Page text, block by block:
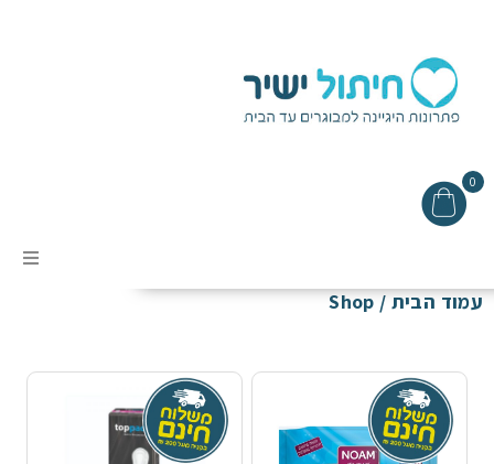
0
אודות
מבצעים
תקנון האתר
SHOP
עמוד הבית/ Shop